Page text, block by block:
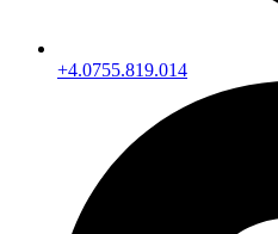
+4.0755.819.014